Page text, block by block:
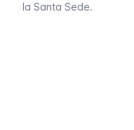
la Santa Sede.